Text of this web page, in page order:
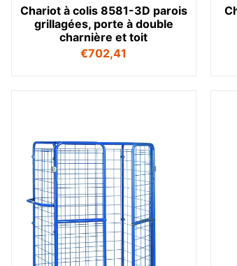
Chariot à colis 8581-3D parois
grillagées, porte à double
charnière et toit
€702,41